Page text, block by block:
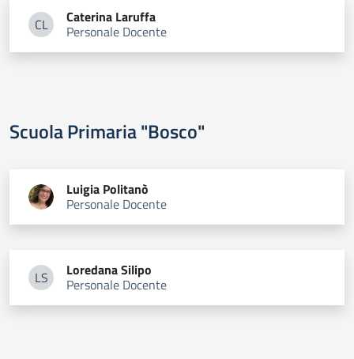
CL
Caterina Laruffa
Caterina Laruffa
Personale Docente
Scuola Primaria "Bosco"
Luigia Politanò
Personale Docente
LSLoredana Silipo
LoredanaSilipo
Personale Docente